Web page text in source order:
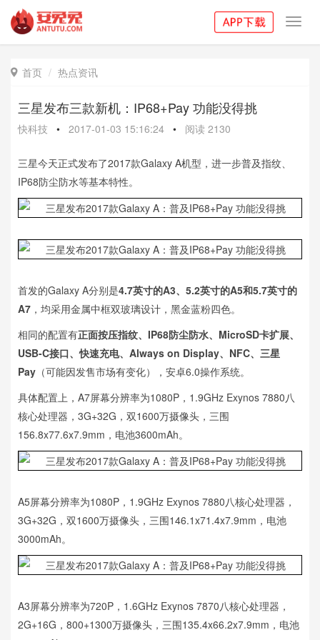
 首页 热点资讯
三星发布三款新机：IP68+Pay 功能没得挑
快科技 • 2017-01-03 15:16:24 • 阅读 2130
三星今天正式发布了2017款Galaxy A机型，进一步普及指纹、
IP68防尘防水等基本特性。
首发的Galaxy A分别是4.7英寸的A3、5.2英寸的A5和5.7英寸的
A7 ，均采用金属中框双玻璃设计，黑金蓝粉四色。
相同的配置有正面按压指纹、IP68防尘防水、MicroSD卡扩展、
USB-C接口、快速充电、Always on Display、NFC、三星
Pay （可能因发售市场有变化），安卓6.0操作系统。
具体配置上，A7屏幕分辨率为1080P，1.9GHz Exynos 7880八
核心处理器，3G+32G，双1600万摄像头，三围
156.8x77.6x7.9mm，电池3600mAh。
A5屏幕分辨率为1080P，1.9GHz Exynos 7880八核心处理器，
3G+32G，双1600万摄像头，三围146.1x71.4x7.9mm，电池
3000mAh。
A3屏幕分辨率为720P，1.6GHz Exynos 7870八核心处理器，
2G+16G，800+1300万摄像头，三围135.4x66.2x7.9mm，电池